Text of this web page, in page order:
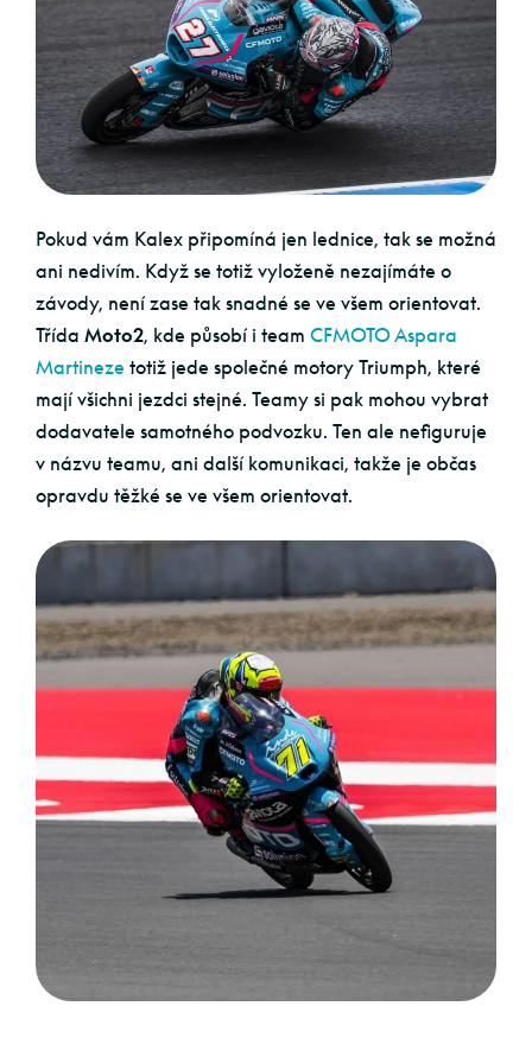
Pokud vám Kalex připomíná jen lednice, tak se možná
ani nedivím. Když se totiž vyloženě nezajímáte o
závody, není zase tak snadné se ve všem orientovat.
Třída Moto2, kde působí i team CFMOTO Aspara
Martineze totiž jede společné motory Triumph, které
mají všichni jezdci stejné. Teamy si pak mohou vybrat
dodavatele samotného podvozku. Ten ale nefiguruje
v názvu teamu, ani další komunikaci, takže je občas
opravdu těžké se ve všem orientovat.